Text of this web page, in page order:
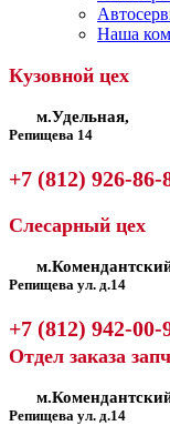
Наша
Кузовной цех
м.Удельная,
Репищева 14
+7 (812) 926-86-
Слесарный цех
Репищева ул. д.14
+7 (812) 942-00-
Отдел заказа
Репищева ул. д.14